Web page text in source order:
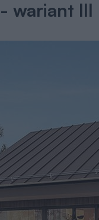
wariant III